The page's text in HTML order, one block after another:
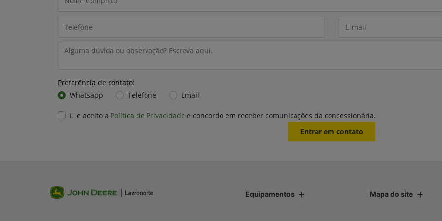
Preferência de contato:
Whatsapp
Telefone Email
Li e aceito a Política de Privacidade e concordo em receber comunicações da concessionária.
Entrar em contato
Equipamentos Mapa do site